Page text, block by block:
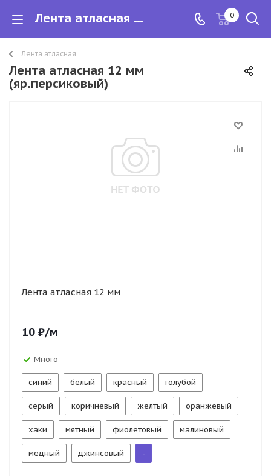
Лента атласная 12 мм 0
Лента атласная
Лента атласная 12 мм
(яр.персиковый)
Лента атласная 12 мм
10 ₽/м
Много
синий белый красный голубой
серый коричневый желтый оранжевый
хаки мятный фиолетовый малиновый
медный джинсовый -